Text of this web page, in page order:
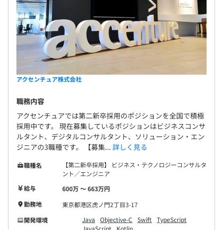
アクセンチュア株式会社
職務内容
アクセンチュアでは第二新卒採用のポジションを全国で積極
採用中です。 現在募集しているポジションはビジネスコンサ
ルタント、デジタルコンサルタント、ソリューション・エン
ジニアの3職種です。 【募集... 詳しく見る
職種名
【第二新卒採用】 ビジネス・テクノロジーコンサルタ
ント／エンジニア
給与
600万 〜 663万円
勤務地
東京都港区虎ノ門2丁目3-17
開発環境
Java Objective-C Swift
TypeScript